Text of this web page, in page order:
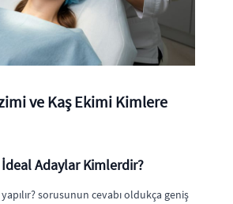
ve Kaş Ekimi Kimlere
Adaylar Kimlerdir?
sorusunun cevabı oldukça geniş